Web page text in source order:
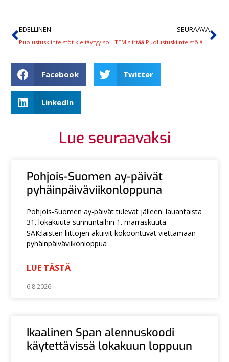
EDELLINEN SEURAAVA
Facebook Twitter
LinkedIn
Lue seuraavaksi
Pohjois-Suomen ay-päivät
pyhäinpäiväviikonloppuna
Pohjois-Suomen ay-päivät tulevat jälleen: lauantaista
31. lokakuuta sunnuntaihin 1. marraskuuta.
SAK:laisten liittojen aktiivit kokoontuvat viettämään
pyhäinpäiväviikonloppua
LUE TÄSTÄ
6.8.2026
Ikaalinen Span alennuskoodi
käytettävissä lokakuun loppuun